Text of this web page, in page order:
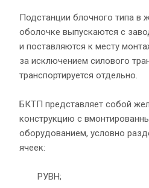
Подстанции блочного типа в
оболочке выпускаются с
и поставляются к месту
за исключением силового
транспортируется отдельно.
БКТП представляет собой
конструкцию с
оборудованием, условно
ячеек:
РУВН;